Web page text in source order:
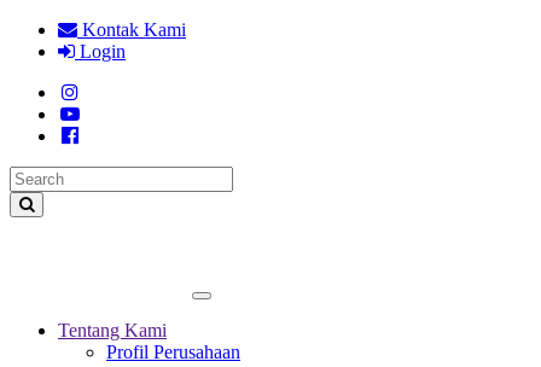
Kontak Kami
Login
Tentang Kami
Profil Perusahaan